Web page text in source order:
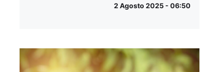
2 Agosto 2025 - 06:50